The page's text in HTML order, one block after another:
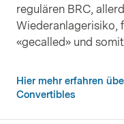
regulären BRC,
Wiederanlagerisiko,
«gecalled» und
Hier mehr erfahren
Convertibles